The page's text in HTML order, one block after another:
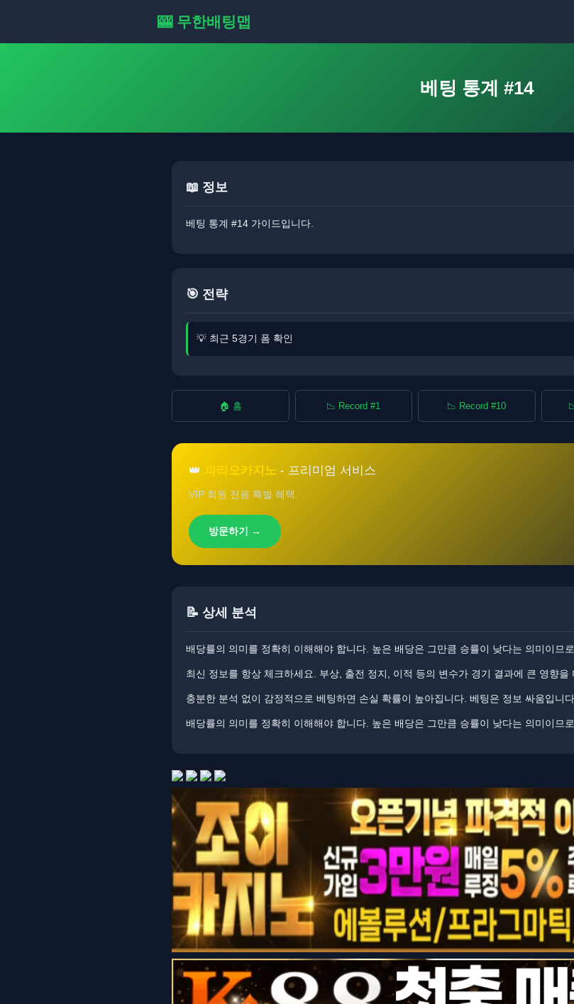
🎰 무한배팅맵
베팅 통계 #14
📖 정보
베팅 통계 #14 가이드입니다.
🎯 전략
💡 최근 5경기 폼 확인
🏠 홈 📉 Record #1 📉 Record #10
👑 파라오카지노 - 프리미엄 서비스
VIP 회원 전용 특별 혜택.
방문하기 →
📝 상세 분석
배당률의 의미를 정확히 이해해야 합니다. ​높은 배당은 그만큼 승률이 낮다는 의미이므
최신 정보를 항상 체크하세요. 부상, 출전 정지, 이적 등의 변수가 경기 결과에 큰 영향을
충분한 분석 없이 감정적으로 베팅하면 손실 확률이 높아집니다. 베팅은 정보 싸움입니
배당률의 의미를 정확히 이해해야 합니다. ​​높은 배당은 그만큼 승률이 낮다는 의미이므